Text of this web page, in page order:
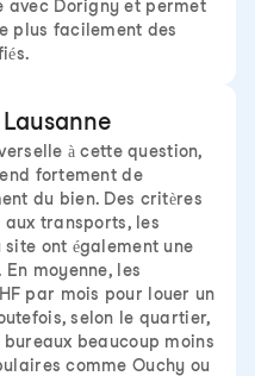
avec Dorigny et permet
plus facilement des
à cette question,
fortement de
du bien. Des critères
transports, les
ont également une
moyenne, les
par mois pour louer un
selon le quartier,
beaucoup moins
comme Ouchy ou